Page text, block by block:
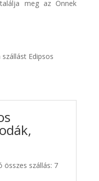
meg az Önnek
Edipsos
összes szállás: 7